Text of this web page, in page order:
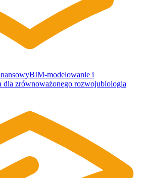
BIM-modelowanie i
dla zrównoważonego rozwojubiologia